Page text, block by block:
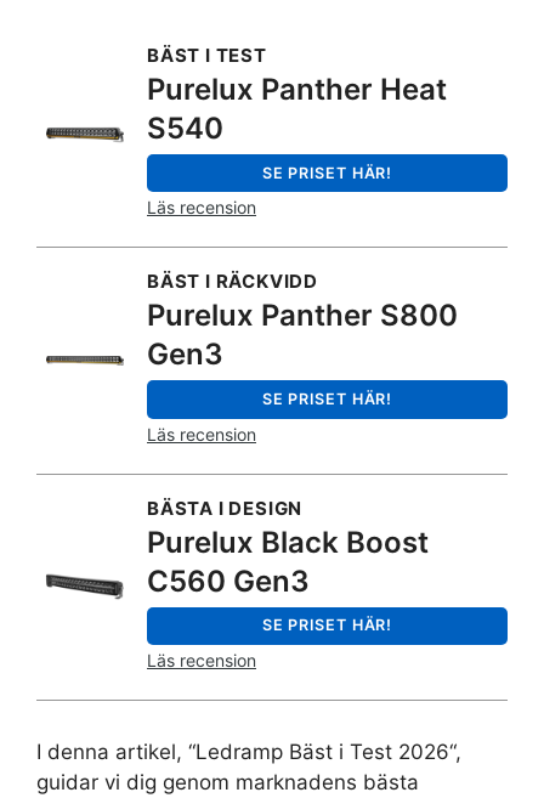
BÄST I TEST
Purelux Panther Heat
S540
SE PRISET HÄR!
Läs recension
BÄST I RÄCKVIDD
Purelux Panther S800
Gen3
SE PRISET HÄR!
Läs recension
BÄSTA I DESIGN
Purelux Black Boost
C560 Gen3
SE PRISET HÄR!
Läs recension
I denna artikel, “Ledramp Bäst i Test 2026“,
guidar vi dig genom marknadens bästa